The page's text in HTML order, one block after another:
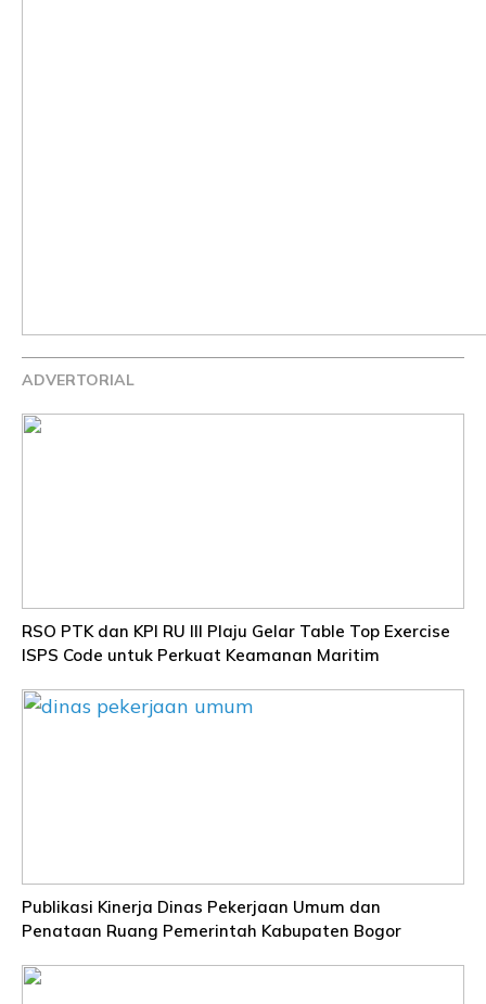
ADVERTORIAL
RSO PTK dan KPI RU III Plaju Gelar Table Top Exercise
ISPS Code untuk Perkuat Keamanan Maritim
Publikasi Kinerja Dinas Pekerjaan Umum dan
Penataan Ruang Pemerintah Kabupaten Bogor